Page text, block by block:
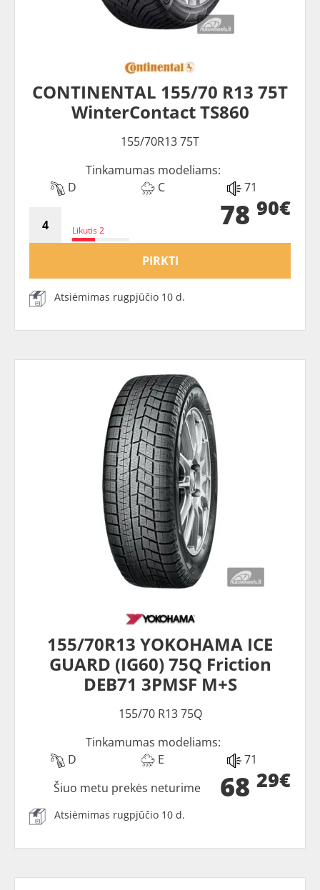
CONTINENTAL 155/70 R13 75T
WinterContact TS860
155/70R13 75T
Tinkamumas modeliams:
D
C 71
Likutis 2 78 90€
PIRKTI
Atsiėmimas rugpjūčio 10 d.
155/70R13 YOKOHAMA ICE
GUARD (IG60) 75Q Friction
DEB71 3PMSF M+S
155/70 R13 75Q
Tinkamumas modeliams:
D
E 71
68 29€
Šiuo metu prekės neturime
Atsiėmimas rugpjūčio 10 d.